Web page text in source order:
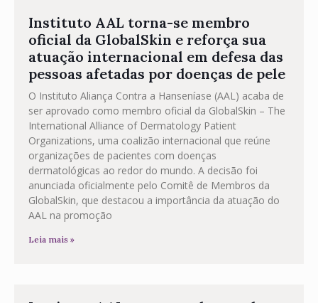
Instituto AAL torna-se membro
oficial da GlobalSkin e reforça sua
atuação internacional em defesa das
pessoas afetadas por doenças de pele
O Instituto Aliança Contra a Hanseníase (AAL) acaba de
ser aprovado como membro oficial da GlobalSkin – The
International Alliance of Dermatology Patient
Organizations, uma coalizão internacional que reúne
organizações de pacientes com doenças
dermatológicas ao redor do mundo. A decisão foi
anunciada oficialmente pelo Comitê de Membros da
GlobalSkin, que destacou a importância da atuação do
AAL na promoção
Leia mais »